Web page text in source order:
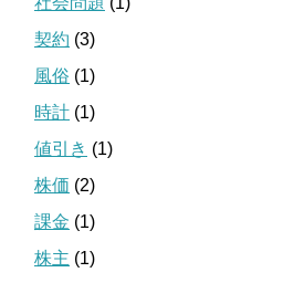
契約 (3)
風俗 (1)
時計 (1)
値引き (1)
株価 (2)
課金 (1)
株主 (1)